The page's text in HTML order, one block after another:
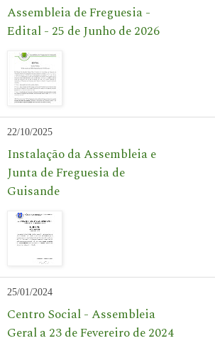
Assembleia de Freguesia -
Edital - 25 de Junho de 2026
22/10/2025
Instalação da Assembleia e
Junta de Freguesia de
Guisande
25/01/2024
Centro Social - Assembleia
Geral a 23 de Fevereiro de 2024